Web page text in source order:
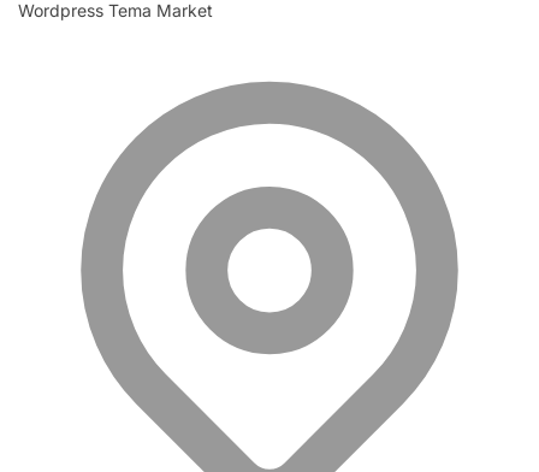
Wordpress Tema Market